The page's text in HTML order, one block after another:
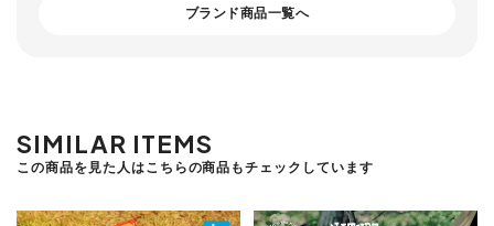
ブランド商品一覧へ
SIMILAR ITEMS
この商品を見た人はこちらの商品もチェックしています